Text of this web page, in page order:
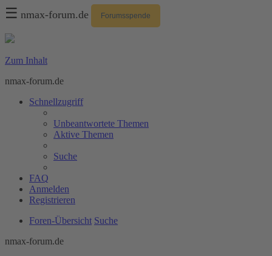
☰ nmax-forum.de Forumsspende
Zum Inhalt
nmax-forum.de
Schnellzugriff
Unbeantwortete Themen
Aktive Themen
Suche
FAQ
Anmelden
Registrieren
Foren-Übersicht Suche
nmax-forum.de